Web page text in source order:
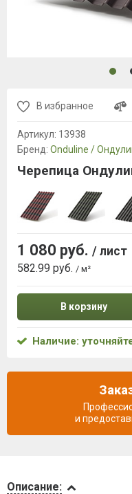
Описание:
В избранное
Артикул: 13938
Бренд: Onduline /
Черепица
1 080 руб. / лист
582.99 руб. / м²
В корзину
Наличие:
и